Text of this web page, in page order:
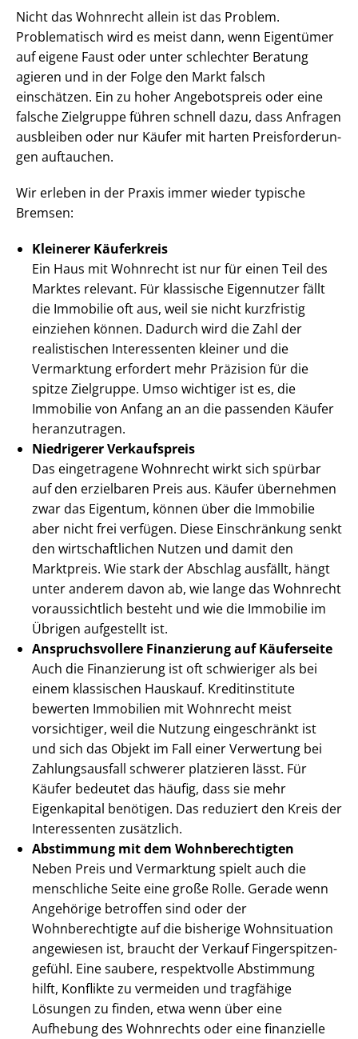
Nicht das Wohnrecht allein ist das Problem.
Problematisch wird es meist dann, wenn Eigentümer
auf eigene Faust oder unter schlechter Beratung
agieren und in der Folge den Markt falsch
einschätzen. Ein zu hoher Angebotspreis oder eine
falsche Zielgruppe führen schnell dazu, dass Anfragen
ausbleiben oder nur Käufer mit harten Preis­for­de­run­
gen auftauchen.
Wir erleben in der Praxis immer wieder typische
Bremsen:
Kleinerer Käuferkreis
Ein Haus mit Wohnrecht ist nur für einen Teil des
Marktes relevant. Für klassische Eigennutzer fällt
die Immobilie oft aus, weil sie nicht kurzfristig
einziehen können. Dadurch wird die Zahl der
realistischen Interessenten kleiner und die
Vermarktung erfordert mehr Präzision für die
spitze Zielgruppe. Umso wichtiger ist es, die
Immobilie von Anfang an an die passenden Käufer
heranzutragen.
Niedrigerer Verkaufspreis
Das eingetragene Wohnrecht wirkt sich spürbar
auf den erzielbaren Preis aus. Käufer übernehmen
zwar das Eigentum, können über die Immobilie
aber nicht frei verfügen. Diese Einschränkung senkt
den wirt­schaft­li­chen Nutzen und damit den
Marktpreis. Wie stark der Abschlag ausfällt, hängt
unter anderem davon ab, wie lange das Wohnrecht
voraussichtlich besteht und wie die Immobilie im
Übrigen aufgestellt ist.
An­spruchs­vol­le­re Finanzierung auf Käuferseite
Auch die Finanzierung ist oft schwieriger als bei
einem klassischen Hauskauf. Kreditinstitute
bewerten Immobilien mit Wohnrecht meist
vorsichtiger, weil die Nutzung eingeschränkt ist
und sich das Objekt im Fall einer Verwertung bei
Zahlungsausfall schwerer platzieren lässt. Für
Käufer bedeutet das häufig, dass sie mehr
Eigenkapital benötigen. Das reduziert den Kreis der
Interessenten zusätzlich.
Abstimmung mit dem Wohn­be­rech­tig­ten
Neben Preis und Vermarktung spielt auch die
menschliche Seite eine große Rolle. Gerade wenn
Angehörige betroffen sind oder der
Wohnberechtigte auf die bisherige Wohnsituation
angewiesen ist, braucht der Verkauf Fin­ger­spit­zen­
ge­fühl. Eine saubere, respektvolle Abstimmung
hilft, Konflikte zu vermeiden und tragfähige
Lösungen zu finden, etwa wenn über eine
Aufhebung des Wohnrechts oder eine finanzielle